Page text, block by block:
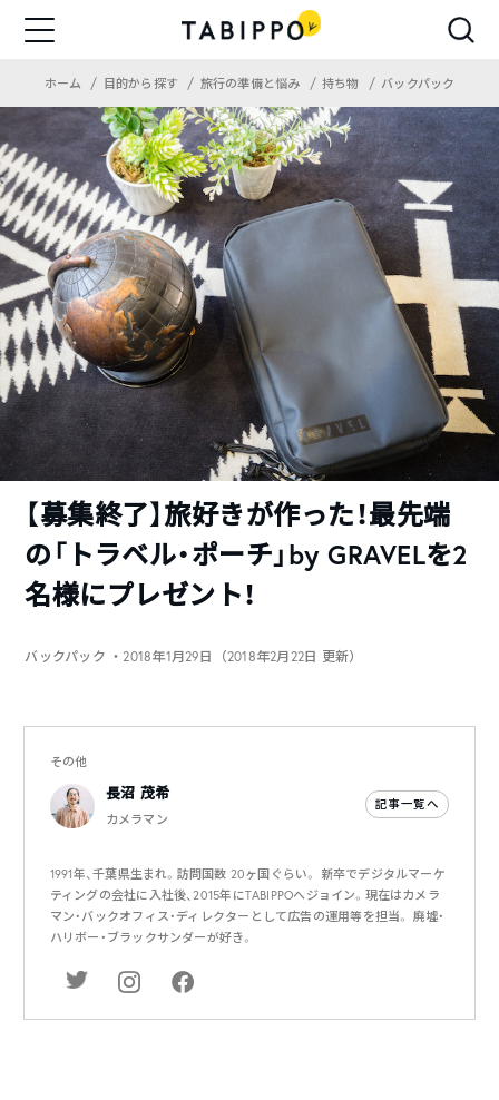
ホーム 目的から探す 旅行の準備と悩み 持ち物 バックパック
【募集終了】旅好きが作った！最先端
の「トラベル・ポーチ」by GRAVELを2
名様にプレゼント！
バックパック ・2018年1月29日（2018年2月22日 更新）
その他
長沼 茂希
カメラマン
記事一覧へ
1991年、千葉県生まれ。訪問国数 20ヶ国ぐらい。 新卒でデジタルマーケ
ティングの会社に入社後、2015年にTABIPPOへジョイン。現在はカメラ
マン・バックオフィス・ディレクターとして広告の運用等を担当。 廃墟・
ハリボー・ブラックサンダーが好き。